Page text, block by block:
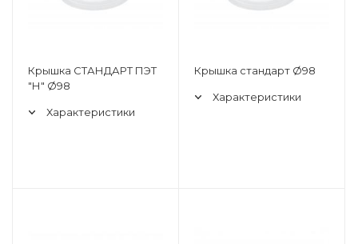
Крышка СТАНДАРТ ПЭТ
"Н" Ø98
Характеристики
Крышка стандарт Ø98
Характеристики